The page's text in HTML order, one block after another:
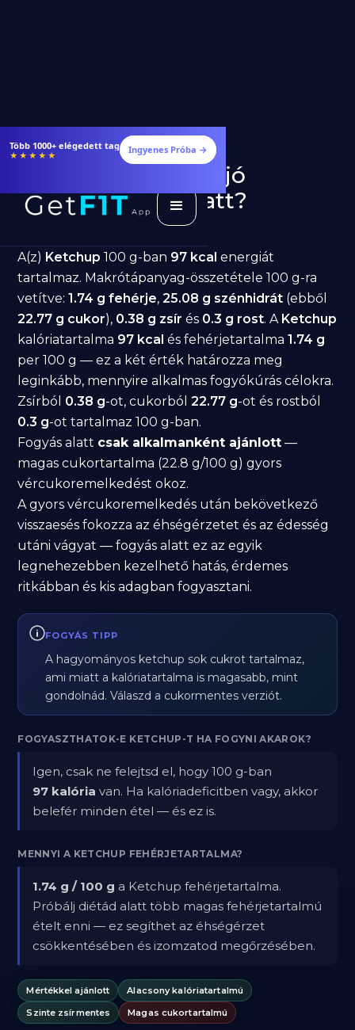
Több 1000+ elégedett tag
★★★★★ Ingyenes Próba →
Ketchup fogyásra: jó
választás diéta alatt?
A(z) Ketchup 100 g-ban 97 kcal energiát
tartalmaz. Makrótápanyag-összetétele 100 g-ra
vetítve:1.74 g fehérje,25.08 g szénhidrát (ebből
22.77 g cukor), 0.38 g zsír és 0.3 g rost. A Ketchup
kalóriatartalma 97 kcal és fehérjetartalma1.74 g
per 100 g — ez a két érték határozza meg
leginkább, mennyire alkalmas fogyókúrás célokra.
Zsírból 0.38 g-ot, cukorból22.77 g-ot és rostból
0.3 g-ot tartalmaz 100 g-ban.
Fogyás alatt csak alkalmanként ajánlott —
magas cukortartalma (22.8 g/100 g) gyors
vércukoremelkedést okoz.
A gyors vércukoremelkedés után bekövetkező
visszaesés fokozza az éhségérzetet és az édesség
utáni vágyat — fogyás alatt ez az egyik
legnehezebben kezelhető hatás, érdemes
ritkábban és kis adagban fogyasztani.
FOGYÁS TIPP
A hagyományos ketchup sok cukrot tartalmaz,
ami miatt a kalóriatartalma is magasabb, mint
gondolnád. Válaszd a cukormentes verziót.
FOGYASZTHATOK-E KETCHUP-T HA FOGYNI AKAROK?
Igen, csak ne felejtsd el, hogy 100 g-ban
97 kalória van. Ha kalóriadeficitben vagy, akkor
belefér minden étel — és ez is.
MENNYI A KETCHUP FEHÉRJETARTALMA?
1.74 g / 100 g a Ketchup fehérjetartalma.
Próbálj diétád alatt több magas fehérjetartalmú
ételt enni — ez segíthet az éhségérzet
csökkentésében és izomzatod megőrzésében.
Mértékkel ajánlott
Alacsony kalóriatartalmú
Szinte zsírmentes
Magas cukortartalmú